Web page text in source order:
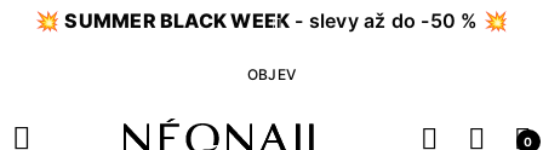
💥SUMMER BLACK WEEK - slevy až do -50 % 💥
OBJEV
0